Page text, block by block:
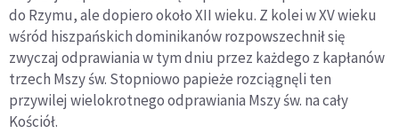
do Rzymu, ale dopiero około XII wieku. Z kolei w XV wieku
wśród hiszpańskich dominikanów rozpowszechnił się
zwyczaj odprawiania w tym dniu przez każdego z kapłanów
trzech Mszy św. Stopniowo papieże rozciągnęli ten
przywilej wielokrotnego odprawiania Mszy św. na cały
Kościół.